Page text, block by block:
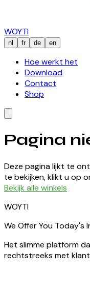
WOYTI
nl fr de en
Hoe werkt het
Download
Contact
Shop
Pagina
Deze pagina lijkt te
te bekijken, klikt u op
Bekijk alle winkels
WOYTI
We Offer You Today's
Het slimme platform
rechtstreeks met